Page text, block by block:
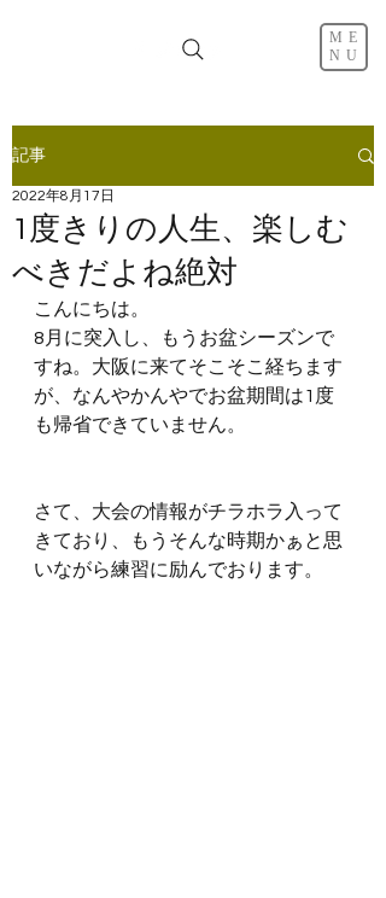
ME
NU
記事
1度きりの人生、楽しむ
べきだよね絶対
2022年8月17日
こんにちは。
8月に突入し、もうお盆シーズンで
すね。大阪に来てそこそこ経ちます
が、なんやかんやでお盆期間は1度
も帰省できていません。
さて、大会の情報がチラホラ入って
きており、もうそんな時期かぁと思
いながら練習に励んでおります。